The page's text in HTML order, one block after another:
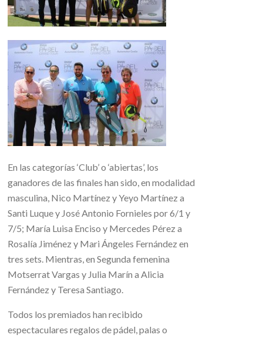
En las categorías ‘Club’ o ‘abiertas’, los
ganadores de las finales han sido, en modalidad
masculina, Nico Martínez y Yeyo Martínez a
Santi Luque y José Antonio Fornieles por 6/1 y
7/5; María Luisa Enciso y Mercedes Pérez a
Rosalía Jiménez y Mari Ángeles Fernández en
tres sets. Mientras, en Segunda femenina
Motserrat Vargas y Julia Marín a Alicia
Fernández y Teresa Santiago.
Todos los premiados han recibido
espectaculares regalos de pádel, palas o